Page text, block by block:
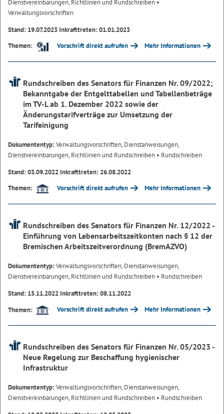
Dienstvereinbarungen, Richtlinien und Rundschreiben •
Verwaltungsvorschriften
Stand: 19.07.2023 Inkrafttreten: 01.01.2023
Themen:
Vorschrift direkt aufrufen Mehr Informationen
Rundschreiben des Senators für Finanzen Nr. 09/2022;
Bekanntgabe der Entgelttabellen und Tabellenbeträge
im TV-L ab 1. Dezember 2022 sowie der
Änderungstarifverträge zur Umsetzung der
Tarifeinigung
Dokumententyp:Verwaltungsvorschriften, Dienstanweisungen,
Dienstvereinbarungen, Richtlinien und Rundschreiben • Rundschreiben
Stand: 03.09.2022 Inkrafttreten: 26.08.2022
Themen:
Vorschrift direkt aufrufen Mehr Informationen
Rundschreiben des Senators für Finanzen Nr. 12/2022 -
Einführung von Lebensarbeitszeitkonten nach § 12 der
Bremischen Arbeitszeitverordnung (BremAZVO)
Dokumententyp:Verwaltungsvorschriften, Dienstanweisungen,
Dienstvereinbarungen, Richtlinien und Rundschreiben • Rundschreiben
Stand: 15.11.2022 Inkrafttreten: 08.11.2022
Themen:
Vorschrift direkt aufrufen Mehr Informationen
Rundschreiben des Senators für Finanzen Nr. 05/2023 -
Neue Regelung zur Beschaffung hygienischer
Infrastruktur
Dokumententyp:Verwaltungsvorschriften, Dienstanweisungen,
Dienstvereinbarungen, Richtlinien und Rundschreiben • Rundschreiben